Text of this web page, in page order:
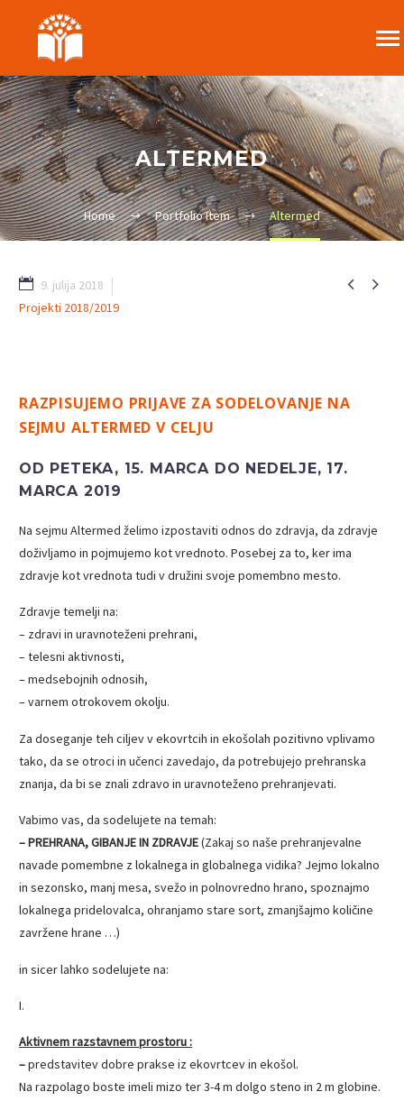
ALTERMED
Home Portfolio Item Altermed
 
9. julija 2018
Projekti 2018/2019
RAZPISUJEMO PRIJAVE ZA SODELOVANJE NA
SEJMU ALTERMED V CELJU
OD PETEKA, 15. MARCA DO NEDELJE, 17.
MARCA 2019
Na sejmu Altermed želimo izpostaviti odnos do zdravja, da zdravje
doživljamo in pojmujemo kot vrednoto. Posebej za to, ker ima
zdravje kot vrednota tudi v družini svoje pomembno mesto.
Zdravje temelji na:
– zdravi in uravnoteženi prehrani,
– telesni aktivnosti,
– medsebojnih odnosih,
– varnem otrokovem okolju.
Za doseganje teh ciljev v ekovrtcih in ekošolah pozitivno vplivamo
tako, da se otroci in učenci zavedajo, da potrebujejo prehranska
znanja, da bi se znali zdravo in uravnoteženo prehranjevati.
Vabimo vas, da sodelujete na temah:
– PREHRANA, GIBANJE IN ZDRAVJE(Zakaj so naše prehranjevalne
navade pomembne z lokalnega in globalnega vidika? Jejmo lokalno
in sezonsko, manj mesa, svežo in polnovredno hrano, spoznajmo
lokalnega pridelovalca, ohranjamo stare sort, zmanjšajmo količine
zavržene hrane …)
in sicer lahko sodelujete na:
I.
Aktivnem razstavnem prostoru :
–predstavitev dobre prakse iz ekovrtcev in ekošol.
Na razpolago boste imeli mizo ter 3-4 m dolgo steno in 2 m globine.